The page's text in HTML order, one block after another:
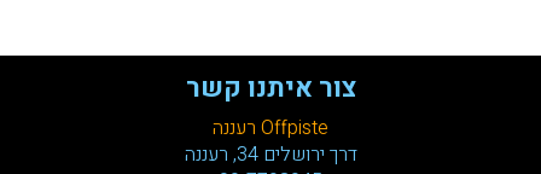
צור איתנו קשר
Offpiste רעננה
דרך ירושלים 34, רעננה